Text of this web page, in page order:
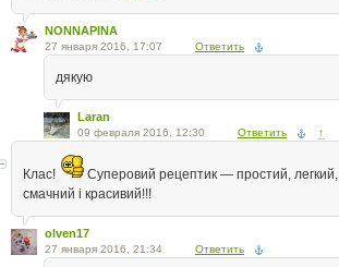
NONNAPINA
27 января 2016, 17:07 Ответить
дякую
Laran
09 февраля 2016, 12:30 Ответить ↑
Клас!
Суперовий рецептик — простий, легкий,
смачний і красивий!!!
olven17
27 января 2016, 21:34 Ответить